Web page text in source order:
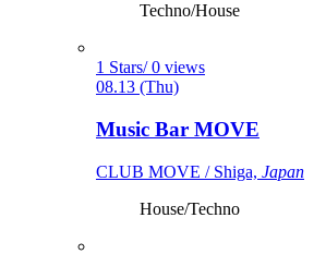
Techno/House
1 Stars/ 0 views
08.13 (Thu)
Music Bar MOVE
CLUB MOVE / Shiga, Japan
House/Techno